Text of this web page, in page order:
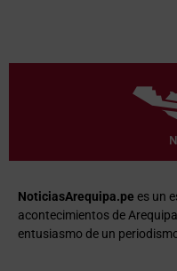
NoticiasArequipa.pe es un
acontecimientos de
entusiasmo de un